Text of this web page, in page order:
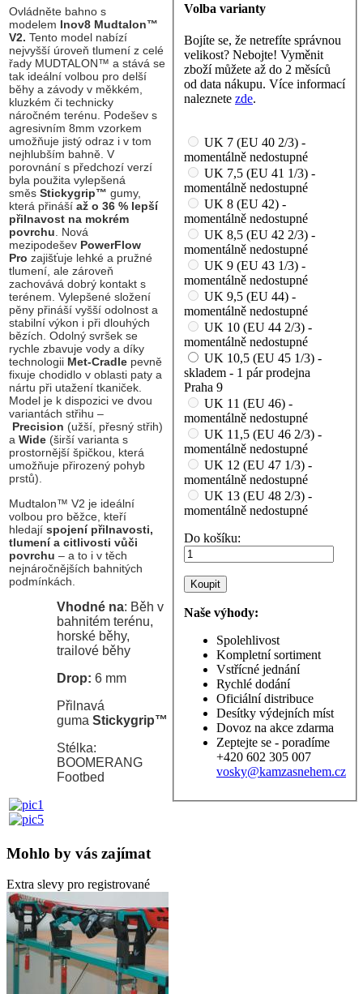
Ovládněte bahno s
modelem Inov8 Mudtalon™
V2. Tento model nabízí
nejvyšší úroveň tlumení z celé
řady MUDTALON™ a stává se
tak ideální volbou pro delší
běhy a závody v měkkém,
kluzkém či technicky
náročném terénu. Podešev s
agresivním 8mm vzorkem
umožňuje jistý odraz i v tom
nejhlubším bahně. V
porovnání s předchozí verzí
byla použita vylepšená
směs Stickygrip™ gumy,
která přináší až o 36 % lepší
přilnavost na mokrém
povrchu . Nová
mezipodešev PowerFlow
Pro zajišťuje lehké a pružné
tlumení, ale zároveň
zachovává dobrý kontakt s
terénem. Vylepšené složení
pěny přináší vyšší odolnost a
stabilní výkon i při dlouhých
bězích. Odolný svršek se
rychle zbavuje vody a díky
technologii Met-Cradle pevně
fixuje chodidlo v oblasti paty a
nártu při utažení tkaniček.
Model je k dispozici ve dvou
variantách střihu –
Precision (užší, přesný střih)
a Wide (širší varianta s
prostornější špičkou, která
umožňuje přirozený pohyb
prstů).
Mudtalon™ V2 je ideální
volbou pro běžce, kteří
hledají spojení přilnavosti,
tlumení a citlivosti vůči
povrchu – a to i v těch
nejnáročnějších bahnitých
podmínkách.
Vhodné na: Běh v
bahnitém terénu,
horské běhy,
trailové běhy
Drop: 6 mm
Přilnavá
guma Stickygrip™
Stélka:
BOOMERANG
Footbed
Volba varianty
Bojíte se, že netrefíte správnou
velikost? Nebojte! Vyměnit
zboží můžete až do 2 měsíců
od data nákupu. Více informací
naleznete zde.
UK 7 (EU 40 2/3) -
momentálně nedostupné
UK 7,5 (EU 41 1/3) -
momentálně nedostupné
UK 8 (EU 42) -
momentálně nedostupné
UK 8,5 (EU 42 2/3) -
momentálně nedostupné
UK 9 (EU 43 1/3) -
momentálně nedostupné
UK 9,5 (EU 44) -
momentálně nedostupné
UK 10 (EU 44 2/3) -
momentálně nedostupné
UK 10,5 (EU 45 1/3) -
skladem - 1 pár prodejna
Praha 9
UK 11 (EU 46) -
momentálně nedostupné
UK 11,5 (EU 46 2/3) -
momentálně nedostupné
UK 12 (EU 47 1/3) -
momentálně nedostupné
UK 13 (EU 48 2/3) -
momentálně nedostupné
Do košíku:
Naše výhody:
Spolehlivost
Kompletní sortiment
Vstřícné jednání
Rychlé dodání
Oficiální distribuce
Desítky výdejních míst
Dovoz na akce zdarma
Zeptejte se - poradíme
+420 602 305 007
vosky@kamzasnehem.cz
Mohlo by vás zajímat
Extra slevy pro registrované